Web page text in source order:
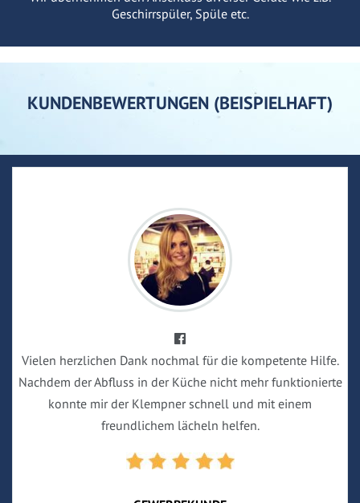
Geschirrspüler, Spüle etc.
KUNDENBEWERTUNGEN (BEISPIELHAFT)
Vielen herzlichen Dank nochmal für die kompetente Hilfe.
Nachdem der Abfluss in der Küche nicht mehr funktionierte
konnte mir der Klempner schnell und mit einem
freundlichem lächeln helfen.